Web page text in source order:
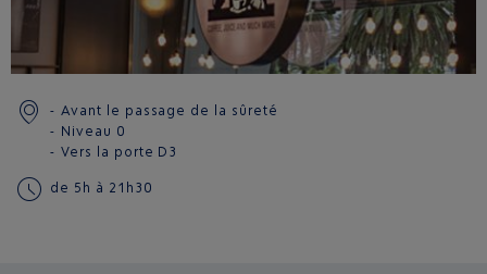
Avant le passage de la sûreté
Niveau 0
Vers la porte D3
de 5h à 21h30